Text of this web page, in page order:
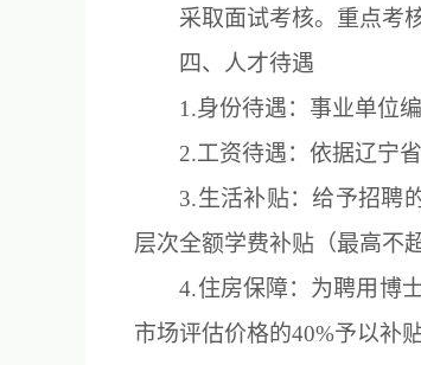
采取面试考核。重点考
四、人才待遇
1.身份待遇：事业单位编
2.工资待遇：依据辽宁
3.生活补贴：给予招聘
层次全额学费补贴（最高不
4.住房保障：为聘用博
市场评估价格的40%予以补贴